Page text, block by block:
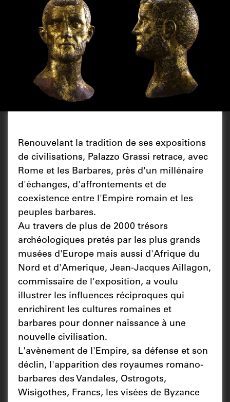
Renouvelant la tradition de ses expositions
de civilisations, Palazzo Grassi retrace, avec
Rome et les Barbares, près d'un millénaire
d'échanges, d'affrontements et de
coexistence entre l'Empire romain et les
peuples barbares.
Au travers de plus de 2000 trésors
archéologiques pretés par les plus grands
musées d'Europe mais aussi d'Afrique du
Nord et d'Amerique, Jean-Jacques Aillagon,
commissaire de l'exposition, a voulu
illustrer les influences réciproques qui
enrichirent les cultures romaines et
barbares pour donner naissance à une
nouvelle civilisation.
L'avènement de l'Empire, sa défense et son
déclin, l'apparition des royaumes romano-
barbares des Vandales, Ostrogots,
Wisigothes, Francs, les visées de Byzance